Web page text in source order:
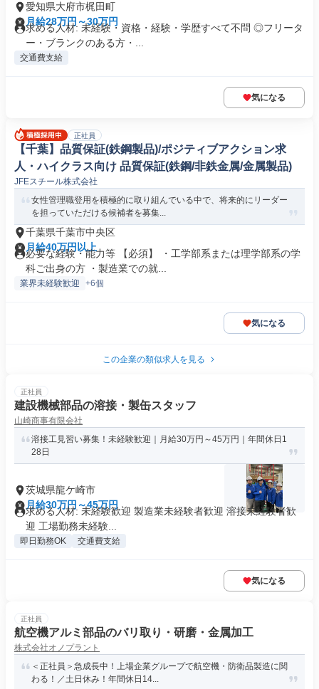
愛知県大府市梶田町
月給28万円～30万円
求める人材: 未経験・資格・経験・学歴すべて不問 ◎フリータ
ー・ブランクのある方・...
交通費支給
気になる
正社員
【千葉】品質保証(鉄鋼製品)/ポジティブアクション求
人・ハイクラス向け 品質保証(鉄鋼/非鉄金属/金属製品)
JFEスチール株式会社
女性管理職登用を積極的に取り組んでいる中で、将来的にリーダー
を担っていただける候補者を募集...
千葉県千葉市中央区
月給40万円以上
必要な経験・能力等 【必須】 ・工学部系または理学部系の学
科ご出身の方 ・製造業での就...
業界未経験歓迎 +6個
気になる
この企業の類似求人を見る
正社員
建設機械部品の溶接・製缶スタッフ
山崎商事有限会社
溶接工見習い募集！未経験歓迎｜月給30万円～45万円｜年間休日1
28日
茨城県龍ケ崎市
月給30万円～45万円
求める人材: 未経験歓迎 製造業未経験者歓迎 溶接未経験者歓
迎 工場勤務未経験...
即日勤務OK 交通費支給
気になる
正社員
航空機アルミ部品のバリ取り・研磨・金属加工
株式会社オノプラント
＜正社員＞急成長中！上場企業グループで航空機・防衛品製造に関
わる！／土日休み！年間休日14...